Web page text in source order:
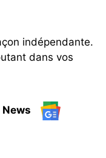
indépendante.
dans vos